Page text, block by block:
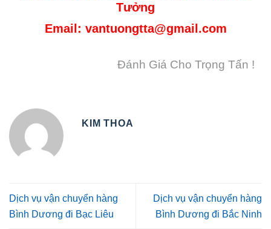
Tưởng
Email: vantuongtta@gmail.com
Đánh Giá Cho Trọng Tấn !
KIM THOA
Dịch vụ vận chuyển hàng
Bình Dương đi Bạc Liêu
Dịch vụ vận chuyển hàng
Bình Dương đi Bắc Ninh